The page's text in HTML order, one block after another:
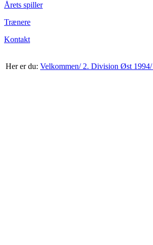
Årets spiller
Trænere
Kontakt
Her er du: Velkommen/ 2. Division Øst 1994/